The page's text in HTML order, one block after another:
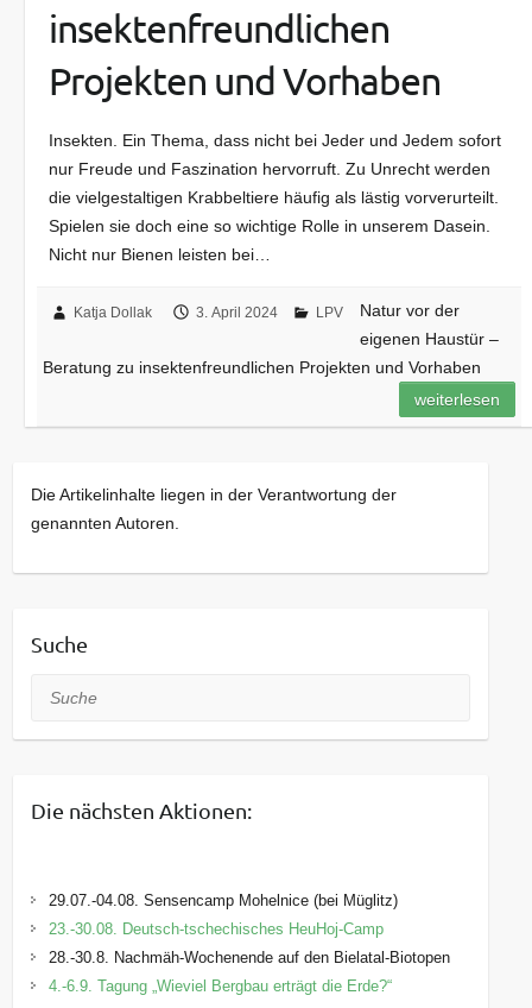
insektenfreundlichen
Projekten und Vorhaben
Insekten. Ein Thema, dass nicht bei Jeder und Jedem sofort
nur Freude und Faszination hervorruft. Zu Unrecht werden
die vielgestaltigen Krabbeltiere häufig als lästig vorverurteilt.
Spielen sie doch eine so wichtige Rolle in unserem Dasein.
Nicht nur Bienen leisten bei…
Katja Dollak 3. April 2024 LPV
Natur vor der
eigenen Haustür –
Beratung zu insektenfreundlichen Projekten und Vorhaben
weiterlesen
Die Artikelinhalte liegen in der Verantwortung der
genannten Autoren.
Suche
Suche
Die nächsten Aktionen:
29.07.-04.08. Sensencamp Mohelnice (bei Müglitz)
23.-30.08. Deutsch-tschechisches HeuHoj-Camp
28.-30.8. Nachmäh-Wochenende auf den Bielatal-Biotopen
4.-6.9. Tagung „Wieviel Bergbau erträgt die Erde?“